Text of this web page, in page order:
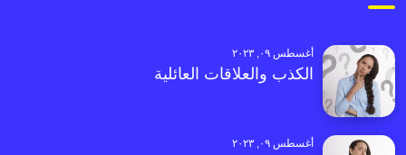
أغسطس ٠٩, ٢٠٢٣
الكذب والعلاقات العائلية
أغسطس ٠٩, ٢٠٢٣